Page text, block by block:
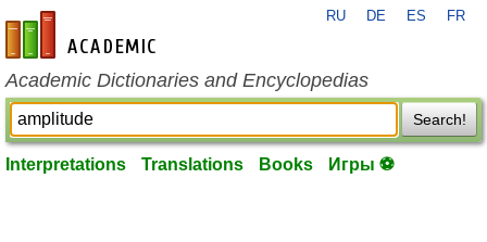
en-academic.com
RU DE ES FR
Academic Dictionaries and Encyclopedias
Search!
Interpretations Translations Books Игры ⚽